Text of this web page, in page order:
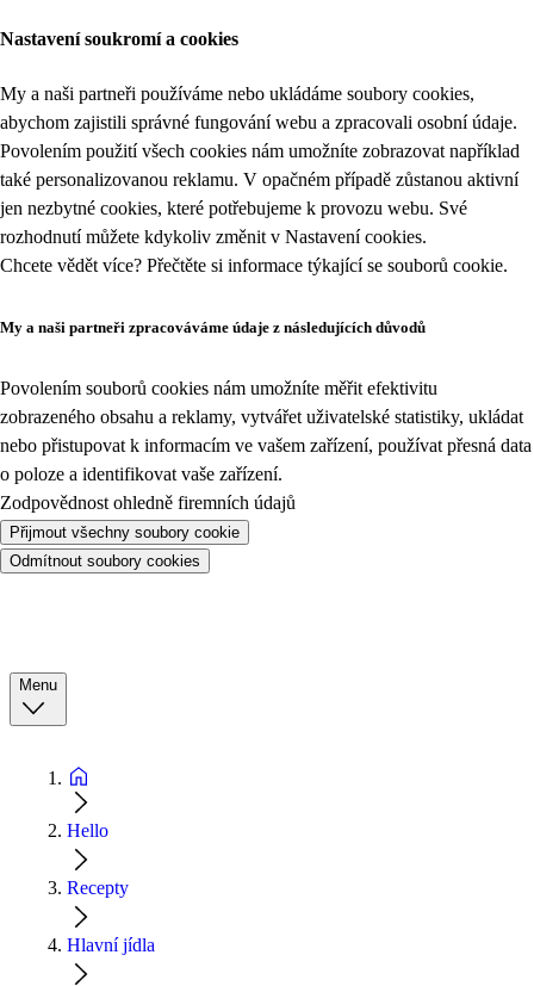
Nastavení soukromí a cookies
My a naši partneři používáme nebo ukládáme soubory cookies,
abychom zajistili správné fungování webu a zpracovali osobní údaje.
Povolením použití všech cookies nám umožníte zobrazovat například
také personalizovanou reklamu. V opačném případě zůstanou aktivní
jen nezbytné cookies, které potřebujeme k provozu webu. Své
rozhodnutí můžete kdykoliv změnit v Nastavení cookies.
Chcete vědět více? Přečtěte si informace týkající se souborů cookie.
My a naši partneři zpracováváme údaje z následujících důvodů
Povolením souborů cookies nám umožníte měřit efektivitu
zobrazeného obsahu a reklamy, vytvářet uživatelské statistiky, ukládat
nebo přistupovat k informacím ve vašem zařízení, používat přesná data
o poloze a identifikovat vaše zařízení.
Zodpovědnost ohledně firemních údajů
Přijmout všechny soubory cookie
Odmítnout soubory cookies
Menu
Hello
Recepty
Hlavní jídla